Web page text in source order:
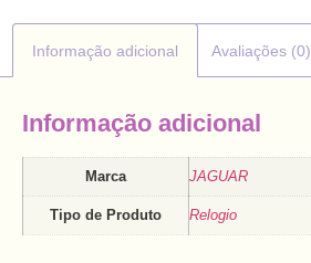
Informação adicional Avaliações (0)
Informação adicional
Marca JAGUAR
Tipo de Produto Relogio